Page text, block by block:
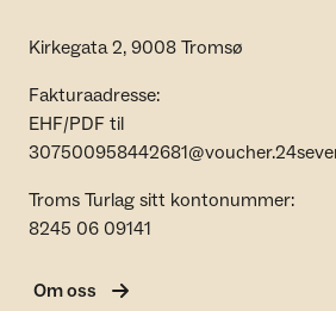
Kirkegata 2, 9008 Tromsø
Fakturaadresse:
EHF/PDF til
Troms Turlag sitt kontonummer:
8245 06 09141
Om oss